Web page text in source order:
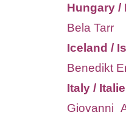
Hungary /
Bela Tarr
Iceland /
Benedikt
Italy / Italie
Giovanni